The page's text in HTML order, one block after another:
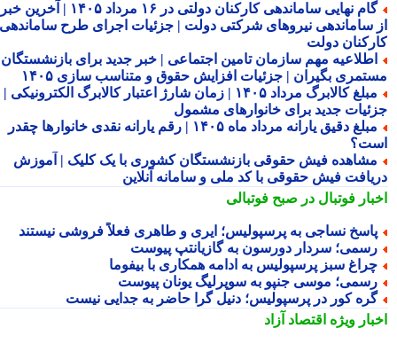
گام نهایی ساماندهی کارکنان دولتی در ۱۶ مرداد ۱۴۰۵ | آخرین خبر
ساماندهی نیروهای شرکتی دولت | جزئیات اجرای طرح ساماندهی
دولت
مهم سازمان تامین اجتماعی | خبر جدید برای بازنشستگان و
بگیران | جزئیات افزایش حقوق و متناسب سازی ۱۴۰۵
مبلغ کالابرگ مرداد ۱۴۰۵ | زمان شارژ اعتبار کالابرگ الکترونیکی |
جدید برای خانوارهای مشمول
مبلغ دقیق یارانه مرداد ماه ۱۴۰۵ | رقم یارانه نقدی خانوارها چقدر
فیش حقوقی بازنشستگان کشوری با یک کلیک | آموزش
فیش حقوقی با کد ملی و سامانه آنلاین
فوتبال در صبح فوتبالی
نساجی به پرسپولیس؛ ایری و طاهری فعلاً فروشی نیستند
سردار دورسون به گازیانتپ پیوست
سبز پرسپولیس به ادامه همکاری با بیفوما
موسی جنپو به سوپرلیگ یونان پیوست
کور در پرسپولیس؛ دنیل گرا حاضر به جدایی نیست
ویژهاقتصاد آزاد